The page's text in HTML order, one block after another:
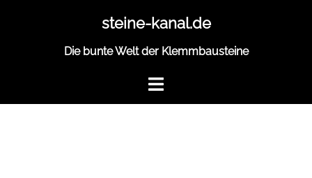
steine-kanal.de
Die bunte Welt der Klemmbausteine